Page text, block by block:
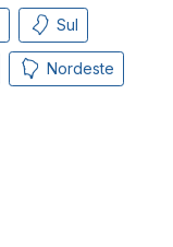
Sul
Nordeste